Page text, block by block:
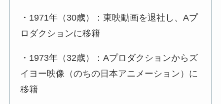
・1971年（30歳）：東映動画を退社し、Aプ
ロダクションに移籍
・1973年（32歳）：Aプロダクションからズ
イヨー映像（のちの日本アニメーション）に
移籍